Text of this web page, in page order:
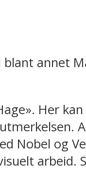
annet
Her
Nobel og
arbeid.